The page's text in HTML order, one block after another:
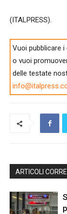
(ITALPRESS).
Vuoi pubblicare
o vuoi
delle testate
ARTICOLI